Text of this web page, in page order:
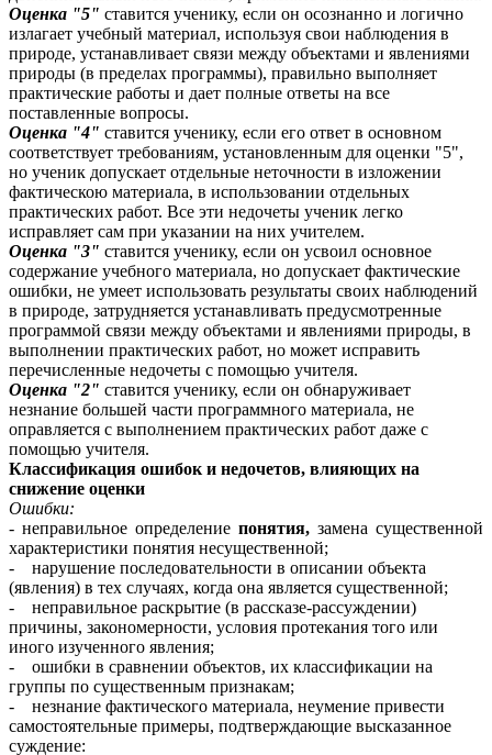
Оценка "5" ставится ученику, если он осознанно и логично
излагает учебный материал, используя свои наблюдения в
природе, устанавливает связи между объектами и явлениями
природы (в пределах программы), правильно выполняет
практические работы и дает полные ответы на все
поставленные вопросы.
Оценка "4" ставится ученику, если его ответ в основном
соответствует требованиям, установленным для оценки "5",
но ученик допускает отдельные неточности в изложении
фактическою материала, в использовании отдельных
практических работ. Все эти недочеты ученик легко
исправляет сам при указании на них учителем.
Оценка "3" ставится ученику, если он усвоил основное
содержание учебного материала, но допускает фактические
ошибки, не умеет использовать результаты своих наблюдений
в природе, затрудняется устанавливать предусмотренные
программой связи между объектами и явлениями природы, в
выполнении практических работ, но может исправить
перечисленные недочеты с помощью учителя.
Оценка "2" ставится ученику, если он обнаруживает
незнание большей части программного материала, не
оправляется с выполнением практических работ даже с
помощью учителя.
Классификация ошибок и недочетов, влияющих на
снижение оценки
Ошибки:
- неправильное определение понятия, замена существенной
характеристики понятия несущественной;
- нарушение последовательности в описании объекта
(явления) в тех случаях, когда она является существенной;
- неправильное раскрытие (в рассказе-рассуждении)
причины, закономерности, условия протекания того или
иного изученного явления;
- ошибки в сравнении объектов, их классификации на
группы по существенным признакам;
- незнание фактического материала, неумение привести
самостоятельные примеры, подтверждающие высказанное
суждение: